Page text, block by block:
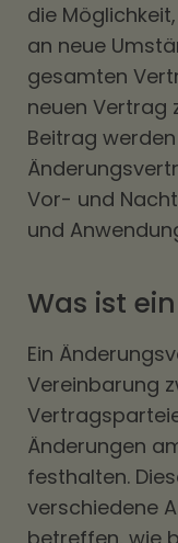
die
an neue
gesamten
neuen Vertrag
Beitrag
Vor- und
und
Was ist
Ein
Vereinbarung
Änderungen
festhalten.
verschiedene